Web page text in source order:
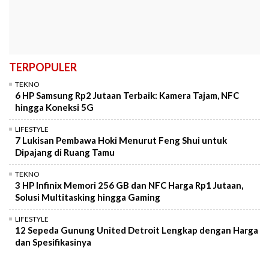
TERPOPULER
TEKNO
6 HP Samsung Rp2 Jutaan Terbaik: Kamera Tajam, NFC
hingga Koneksi 5G
LIFESTYLE
7 Lukisan Pembawa Hoki Menurut Feng Shui untuk
Dipajang di Ruang Tamu
TEKNO
3 HP Infinix Memori 256 GB dan NFC Harga Rp1 Jutaan,
Solusi Multitasking hingga Gaming
LIFESTYLE
12 Sepeda Gunung United Detroit Lengkap dengan Harga
dan Spesifikasinya